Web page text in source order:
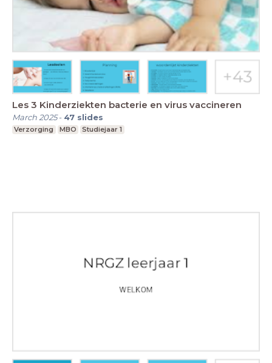
Les 3 Kinderziekten bacterie en virus vaccineren
March 2025- 47 slides
Verzorging MBO Studiejaar 1